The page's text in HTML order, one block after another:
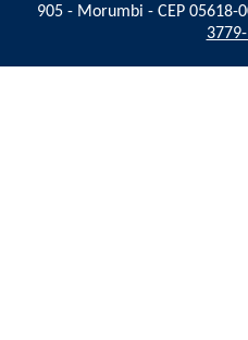
905 - Morumbi - CEP 05618-